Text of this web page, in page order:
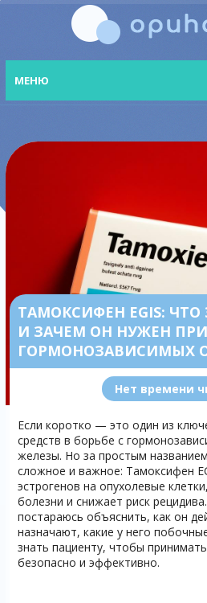
МЕНЮ
ТАМОКСИФЕН EGIS:
И ЗАЧЕМ ОН НУЖЕН ПРИ
ГОРМОНОЗАВИСИМЫХ
Нет времени
Если коротко — это один из
средств в борьбе с
железы. Но за простым
сложное и важное: Тамоксифен
эстрогенов на опухолевые
болезни и снижает риск
постараюсь объяснить, как он
назначают, какие у него
знать пациенту, чтобы
безопасно и эффективно.